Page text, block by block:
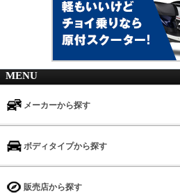
MENU
メーカーから探す
ボディタイプから探す
販売店から探す